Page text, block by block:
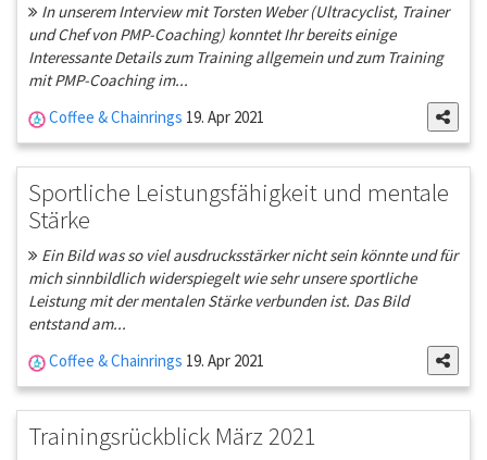
In unserem Interview mit Torsten Weber (Ultracyclist, Trainer
und Chef von PMP-Coaching) konntet Ihr bereits einige
Interessante Details zum Training allgemein und zum Training
mit PMP-Coaching im...
Coffee & Chainrings 19. Apr 2021
Sportliche Leistungsfähigkeit und mentale
Stärke
Ein Bild was so viel ausdrucksstärker nicht sein könnte und für
mich sinnbildlich widerspiegelt wie sehr unsere sportliche
Leistung mit der mentalen Stärke verbunden ist. Das Bild
entstand am...
Coffee & Chainrings 19. Apr 2021
Trainingsrückblick März 2021